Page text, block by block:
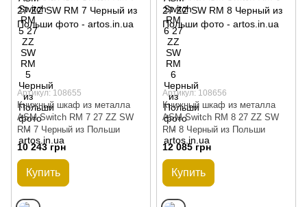
Артикул: 108655
Книжный шкаф из металла
ASM Switch RM 7 27 ZZ SW
RM 7 Черный из Польши
10 243 грн
Купить
Артикул: 108656
Книжный шкаф из металла
ASM Switch RM 8 27 ZZ SW
RM 8 Черный из Польши
12 085 грн
Купить